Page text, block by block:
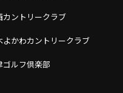
カントリークラブ
よかわカントリークラブ
ゴルフ倶楽部